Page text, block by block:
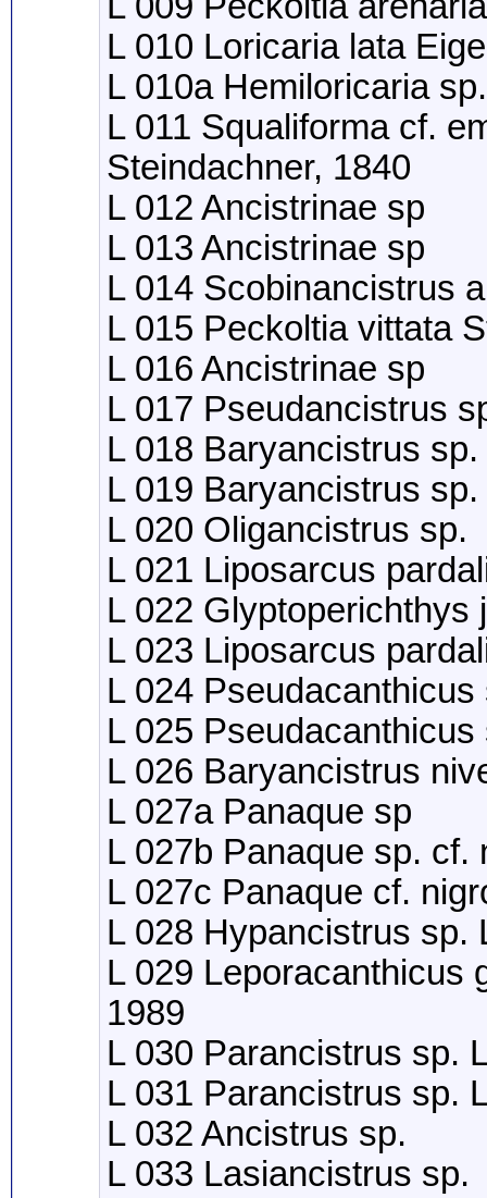
L 010 Loricaria lata
L 010a Hemiloricaria sp.
L 011 Squaliforma cf.
Steindachner, 1840
L 012 Ancistrinae sp
L 013 Ancistrinae sp
L 014 Scobinancistrus
L 015 Peckoltia vittata
L 016 Ancistrinae sp
L 017 Pseudancistrus
L 018 Baryancistrus sp.
L 019 Baryancistrus sp.
L 020 Oligancistrus sp.
L 021 Liposarcus
L 022 Glyptoperichthys
L 023 Liposarcus
L 024 Pseudacanthicus
L 025 Pseudacanthicus
L 026 Baryancistrus
L 027a Panaque sp
L 027b Panaque sp. cf.
L 027c Panaque cf.
L 028 Hypancistrus sp.
L 029 Leporacanthicus
1989
L 030 Parancistrus sp.
L 031 Parancistrus sp.
L 032 Ancistrus sp.
L 033 Lasiancistrus sp.